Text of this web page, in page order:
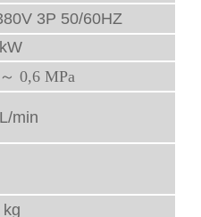
3P 50/60HZ
～0,6 MPa
min
kg